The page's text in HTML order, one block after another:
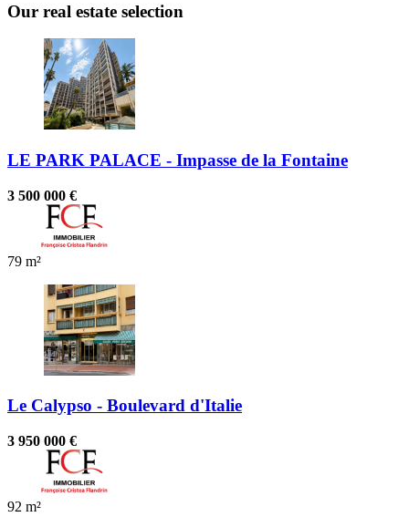
Our real estate selection
LE PARK PALACE - Impasse de la Fontaine
3 500 000 €
79 m²
Le Calypso - Boulevard d'Italie
3 950 000 €
92 m²